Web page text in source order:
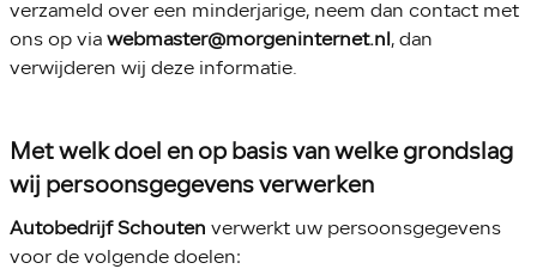
verzameld over een minderjarige, neem dan contact met
ons op via webmaster@morgeninternet.nl , dan
verwijderen wij deze informatie.
Met welk doel en op basis van welke grondslag
wij persoonsgegevens verwerken
Autobedrijf Schouten verwerkt uw persoonsgegevens
voor de volgende doelen: